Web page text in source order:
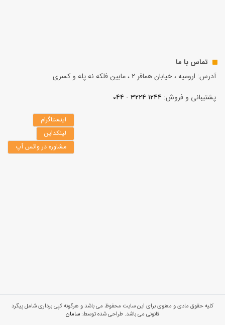
تماس با ما
آدرس: ارومیه ، خیابان همافر 2 ، مابين فلكه نه پله و کسری
پشتیبانی و فروش: 1244 3224 - 044
اینستاگرام
لینکداین
مشاوره در واتس آپ
کلیه حقوق مادی و معنوی برای این سایت محفوظ می باشد و هرگونه کپی برداری شامل پیگرد
قانونی می باشد. طراحی شده توسط:سامان